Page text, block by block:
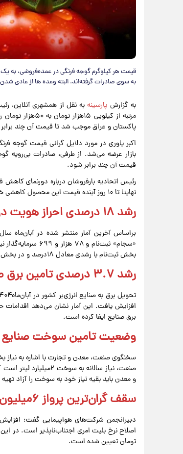
به سوی صادرات گرفته‌اند. البته وعده ها از عادی
به گزارش پارسینهبه نقل از همشهری آنلاین،
مرتبه از
پاکستان و عراق موجب شد تا قیمت آن چند
اکبر یاوری در مورد دلایل گرانی قیمت گوجه
بازار عرضه می‌شد. از طرفی، صادرات بی‌رویه
قیمت آن چند برابر شود.
رئیس اتحادیه بارفروشان درباره دورنمای
نهایتا تا ۱۰ روز آینده قیمت این محصول کاهشی خواهد.
رشد ۱۸ درصدی احراز هویت در سجام
بخش ثبت‌نام با رشدی معادل ۱۸‌درصد و در بخش احراز هویت با رشدی ۱۶درصدی مواجه شده است.
رشد ۳.۷ درصدی تامین برق صنایع
برق صنایع ایفا کرده است.
وضعیت تامین سوخت
سخنگوی صنعت، معدن و تجارت با اشاره به
و معدن باید بقیه نیاز خود به سوخت را آزاد
سقف گران‌ترین پرواز ۶میلیون و ۹۰۰هزار تومان
تومان تعیین شده است.